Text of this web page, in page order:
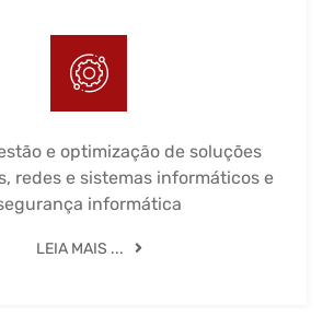
e optimização de soluções
redes e sistemas informáticos e
informática
LEIA MAIS ...